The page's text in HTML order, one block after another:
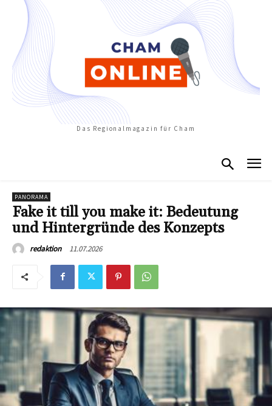
Das Regionalmagazin für Cham
PANORAMA
Fake it till you make it: Bedeutung
und Hintergründe des Konzepts
redaktion 11.07.2026